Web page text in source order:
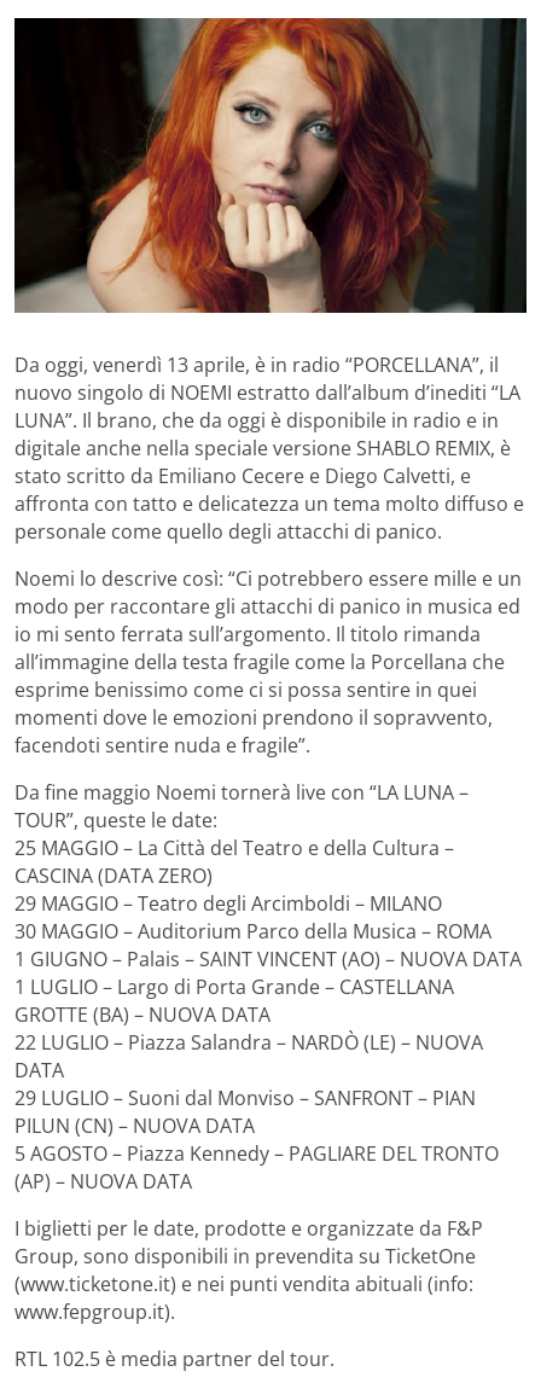
Da oggi, venerdì 13 aprile, è in radio “PORCELLANA”, il
nuovo singolo di NOEMI estratto dall’album d’inediti “LA
LUNA”. Il brano, che da oggi è disponibile in radio e in
digitale anche nella speciale versione SHABLO REMIX, è
stato scritto da Emiliano Cecere e Diego Calvetti, e
affronta con tatto e delicatezza un tema molto diffuso e
personale come quello degli attacchi di panico.
Noemi lo descrive così: “Ci potrebbero essere mille e un
modo per raccontare gli attacchi di panico in musica ed
io mi sento ferrata sull’argomento. Il titolo rimanda
all’immagine della testa fragile come la Porcellana che
esprime benissimo come ci si possa sentire in quei
momenti dove le emozioni prendono il sopravvento,
facendoti sentire nuda e fragile”.
Da fine maggio Noemi tornerà live con “LA LUNA –
TOUR”, queste le date:
25 MAGGIO – La Città del Teatro e della Cultura –
CASCINA (DATA ZERO)
29 MAGGIO – Teatro degli Arcimboldi – MILANO
30 MAGGIO – Auditorium Parco della Musica – ROMA
1 GIUGNO – Palais – SAINT VINCENT (AO) – NUOVA DATA
1 LUGLIO – Largo di Porta Grande – CASTELLANA
GROTTE (BA) – NUOVA DATA
22 LUGLIO – Piazza Salandra – NARDÒ (LE) – NUOVA
DATA
29 LUGLIO – Suoni dal Monviso – SANFRONT – PIAN
PILUN (CN) – NUOVA DATA
5 AGOSTO – Piazza Kennedy – PAGLIARE DEL TRONTO
(AP) – NUOVA DATA
I biglietti per le date, prodotte e organizzate da F&P
Group, sono disponibili in prevendita su TicketOne
(www.ticketone.it) e nei punti vendita abituali (info:
www.fepgroup.it).
RTL 102.5 è media partner del tour.